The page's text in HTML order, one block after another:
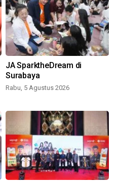
JA SparktheDream di
Surabaya
Rabu, 5 Agustus 2026